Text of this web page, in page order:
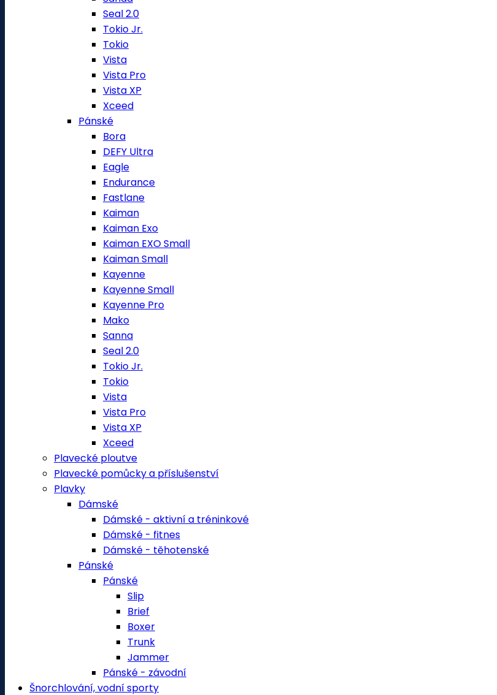
Seal 2.0
Tokio Jr.
Tokio
Vista
Vista Pro
Vista XP
Xceed
Pánské
Bora
DEFY Ultra
Eagle
Endurance
Fastlane
Kaiman
Kaiman Exo
Kaiman EXO Small
Kaiman Small
Kayenne
Kayenne Small
Kayenne Pro
Mako
Sanna
Seal 2.0
Tokio Jr.
Tokio
Vista
Vista Pro
Vista XP
Xceed
Plavecké ploutve
Plavecké pomůcky a příslušenství
Plavky
Dámské
Dámské - aktivní a tréninkové
Dámské - fitnes
Dámské - těhotenské
Pánské
Pánské
Slip
Brief
Boxer
Trunk
Jammer
Pánské - závodní
Šnorchlování, vodní sporty